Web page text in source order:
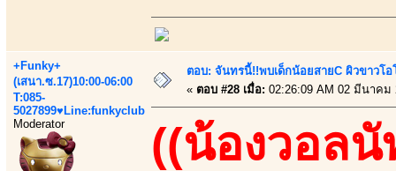
+Funky+
(เสนา.ซ.17)10:00-06:00
T:085-
5027899♥Line:funkyclub
Moderator
ตอบ: จันทรนี้!!พบเด็กน้อยสายC ผิวขาวโ
« ตอบ #28 เมื่อ: 02:26:09 AM 02 มีนาคม
((น้องวอลนั